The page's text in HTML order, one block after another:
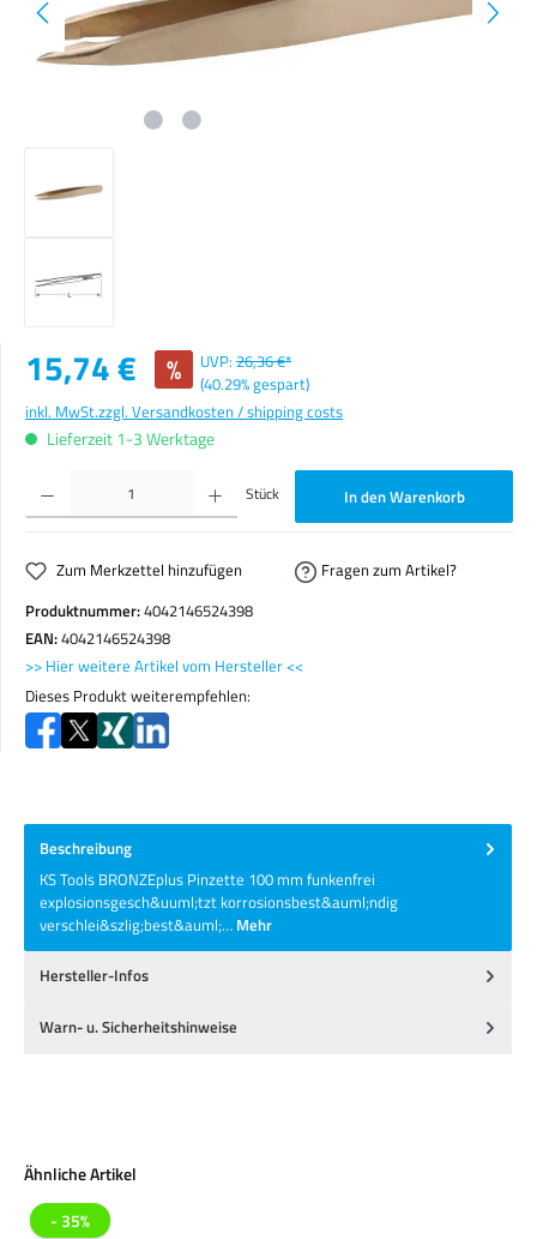
Verkaufspreis:
15,74 € % UVP: 26,36 €*
(40.29% gespart)
inkl. MwSt.zzgl. Versandkosten / shipping costs
Lieferzeit 1-3 Werktage
Produkt Anzahl: Gib den gewünschten Wert ein oder benutze die Schaltflächen um die Anzahl zu
Stück In den Warenkorb
Zum Merkzettel hinzufügen
Fragen zum Artikel?
Produktnummer:4042146524398
EAN:4042146524398
>> Hier weitere Artikel vom Hersteller <<
Dieses Produkt weiterempfehlen:
Beschreibung
KS Tools BRONZEplus Pinzette 100 mm funkenfrei
explosionsgesch&uuml;tzt korrosionsbest&auml;ndig
verschlei&szlig;best&auml;… Mehr
Hersteller-Infos
Warn- u. Sicherheitshinweise
Produktgalerie überspringen
Ähnliche Artikel
- 35%